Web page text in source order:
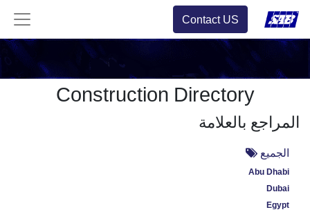
Contact US
Construction Directory
المراجع بالعلامة
الجميع
Abu Dhabi
Dubai
Egypt